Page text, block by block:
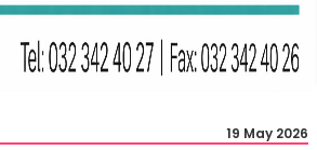
19 May 2026